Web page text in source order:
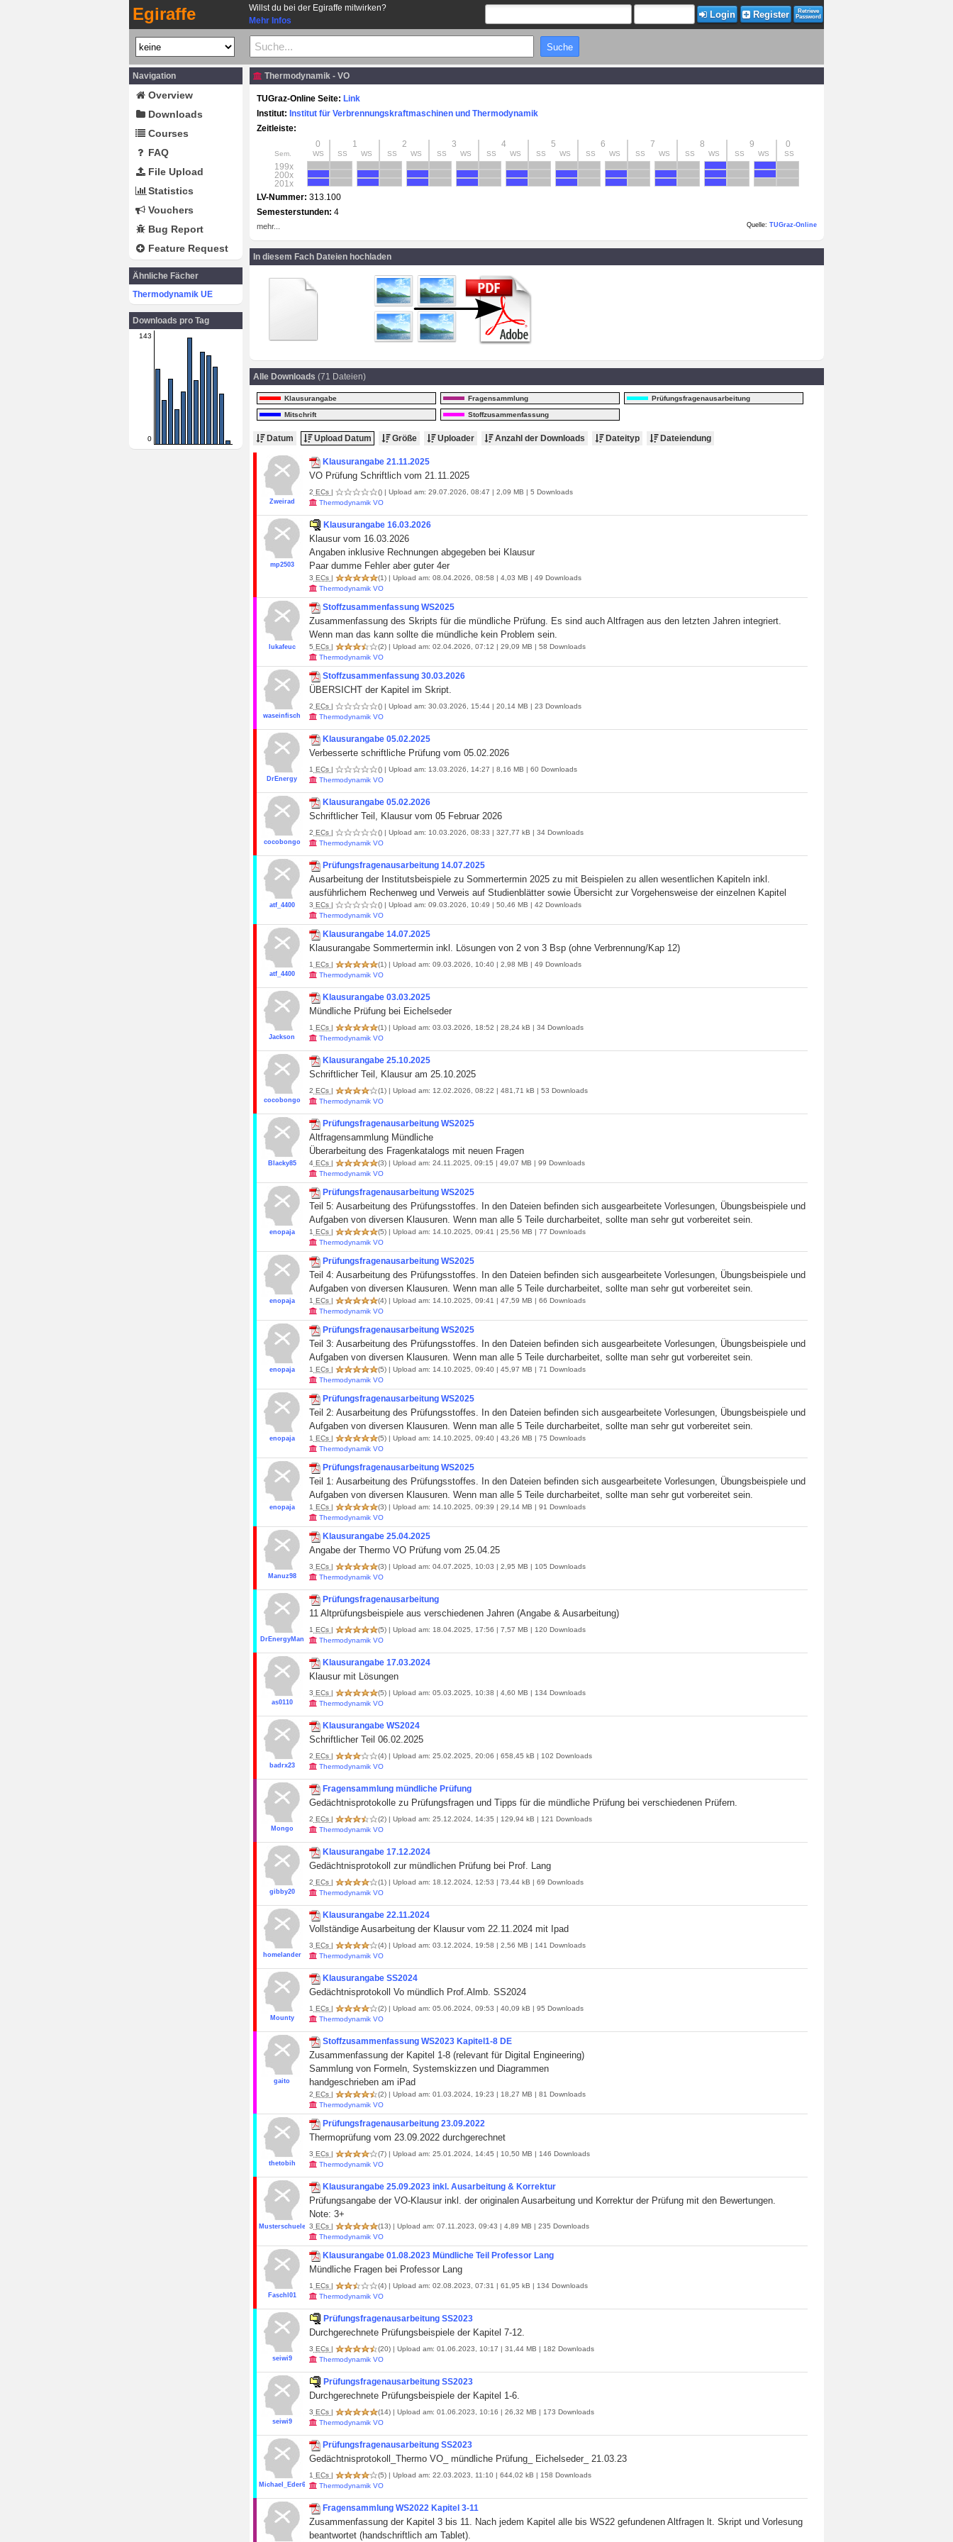
Egiraffe
Willst du bei der Egiraffe mitwirken?
Mehr Infos
Login Register
Retrieve
Password
Navigation
Overview
Downloads
Courses
FAQ
File Upload
Statistics
Vouchers
Bug Report
Feature Request
Ähnliche Fächer
Thermodynamik UE
Downloads pro Tag
143
0
Thermodynamik - VO
TUGraz-Online Seite: Link
Institut: Institut für Verbrennungskraftmaschinen und Thermodynamik
Zeitleiste:
0
1 2 3 4 5 6 7 8 9 0
Sem. WS SS WS SS WS SS WS SS WS SS WS SS WS SS WS SS WS SS WS SS
199x
200x
201x
LV-Nummer: 313.100
Semesterstunden: 4
mehr... Quelle: TUGraz-Online
In diesem Fach Dateien hochladen
Alle Downloads (71 Dateien)
Klausurangabe Fragensammlung Prüfungsfragenausarbeitung
Mitschrift Stoffzusammenfassung
Datum Upload Datum Größe Uploader Anzahl der Downloads Dateityp Dateiendung
Zweirad
Klausurangabe 21.11.2025
VO Prüfung Schriftlich vom 21.11.2025
2 ECs | () | Upload am: 29.07.2026, 08:47 | 2,09 MB | 5 Downloads
Thermodynamik VO
mp2503
Klausurangabe 16.03.2026
Klausur vom 16.03.2026
Angaben inklusive Rechnungen abgegeben bei Klausur
Paar dumme Fehler aber guter 4er
3 ECs | (1) | Upload am: 08.04.2026, 08:58 | 4,03 MB | 49 Downloads
Thermodynamik VO
lukafeuc
Stoffzusammenfassung WS2025
Zusammenfassung des Skripts für die mündliche Prüfung. Es sind auch Altfragen aus den letzten Jahren integriert.
Wenn man das kann sollte die mündliche kein Problem sein.
5 ECs | (2) | Upload am: 02.04.2026, 07:12 | 29,09 MB | 58 Downloads
Thermodynamik VO
waseinfisch
Stoffzusammenfassung 30.03.2026
ÜBERSICHT der Kapitel im Skript.
2 ECs | () | Upload am: 30.03.2026, 15:44 | 20,14 MB | 23 Downloads
Thermodynamik VO
DrEnergy
Klausurangabe 05.02.2025
Verbesserte schriftliche Prüfung vom 05.02.2026
1 ECs | () | Upload am: 13.03.2026, 14:27 | 8,16 MB | 60 Downloads
Thermodynamik VO
cocobongo
Klausurangabe 05.02.2026
Schriftlicher Teil, Klausur vom 05 Februar 2026
2 ECs | () | Upload am: 10.03.2026, 08:33 | 327,77 kB | 34 Downloads
Thermodynamik VO
atf_4400
Prüfungsfragenausarbeitung 14.07.2025
Ausarbeitung der Institutsbeispiele zu Sommertermin 2025 zu mit Beispielen zu allen wesentlichen Kapiteln inkl.
ausführlichem Rechenweg und Verweis auf Studienblätter sowie Übersicht zur Vorgehensweise der einzelnen Kapitel
3 ECs | () | Upload am: 09.03.2026, 10:49 | 50,46 MB | 42 Downloads
Thermodynamik VO
atf_4400
Klausurangabe 14.07.2025
Klausurangabe Sommertermin inkl. Lösungen von 2 von 3 Bsp (ohne Verbrennung/Kap 12)
1 ECs | (1) | Upload am: 09.03.2026, 10:40 | 2,98 MB | 49 Downloads
Thermodynamik VO
Jackson
Klausurangabe 03.03.2025
Mündliche Prüfung bei Eichelseder
1 ECs | (1) | Upload am: 03.03.2026, 18:52 | 28,24 kB | 34 Downloads
Thermodynamik VO
cocobongo
Klausurangabe 25.10.2025
Schriftlicher Teil, Klausur am 25.10.2025
2 ECs | (1) | Upload am: 12.02.2026, 08:22 | 481,71 kB | 53 Downloads
Thermodynamik VO
Blacky85
Prüfungsfragenausarbeitung WS2025
Altfragensammlung Mündliche
Überarbeitung des Fragenkatalogs mit neuen Fragen
4 ECs | (3) | Upload am: 24.11.2025, 09:15 | 49,07 MB | 99 Downloads
Thermodynamik VO
enopaja
Prüfungsfragenausarbeitung WS2025
Teil 5: Ausarbeitung des Prüfungsstoffes. In den Dateien befinden sich ausgearbeitete Vorlesungen, Übungsbeispiele und
Aufgaben von diversen Klausuren. Wenn man alle 5 Teile durcharbeitet, sollte man sehr gut vorbereitet sein.
1 ECs | (5) | Upload am: 14.10.2025, 09:41 | 25,56 MB | 77 Downloads
Thermodynamik VO
enopaja
Prüfungsfragenausarbeitung WS2025
Teil 4: Ausarbeitung des Prüfungsstoffes. In den Dateien befinden sich ausgearbeitete Vorlesungen, Übungsbeispiele und
Aufgaben von diversen Klausuren. Wenn man alle 5 Teile durcharbeitet, sollte man sehr gut vorbereitet sein.
1 ECs | (4) | Upload am: 14.10.2025, 09:41 | 47,59 MB | 66 Downloads
Thermodynamik VO
enopaja
Prüfungsfragenausarbeitung WS2025
Teil 3: Ausarbeitung des Prüfungsstoffes. In den Dateien befinden sich ausgearbeitete Vorlesungen, Übungsbeispiele und
Aufgaben von diversen Klausuren. Wenn man alle 5 Teile durcharbeitet, sollte man sehr gut vorbereitet sein.
1 ECs | (5) | Upload am: 14.10.2025, 09:40 | 45,97 MB | 71 Downloads
Thermodynamik VO
enopaja
Prüfungsfragenausarbeitung WS2025
Teil 2: Ausarbeitung des Prüfungsstoffes. In den Dateien befinden sich ausgearbeitete Vorlesungen, Übungsbeispiele und
Aufgaben von diversen Klausuren. Wenn man alle 5 Teile durcharbeitet, sollte man sehr gut vorbereitet sein.
1 ECs | (5) | Upload am: 14.10.2025, 09:40 | 43,26 MB | 75 Downloads
Thermodynamik VO
enopaja
Prüfungsfragenausarbeitung WS2025
Teil 1: Ausarbeitung des Prüfungsstoffes. In den Dateien befinden sich ausgearbeitete Vorlesungen, Übungsbeispiele und
Aufgaben von diversen Klausuren. Wenn man alle 5 Teile durcharbeitet, sollte man sehr gut vorbereitet sein.
1 ECs | (3) | Upload am: 14.10.2025, 09:39 | 29,14 MB | 91 Downloads
Thermodynamik VO
Manuz98
Klausurangabe 25.04.2025
Angabe der Thermo VO Prüfung vom 25.04.25
3 ECs | (3) | Upload am: 04.07.2025, 10:03 | 2,95 MB | 105 Downloads
Thermodynamik VO
DrEnergyMan
Prüfungsfragenausarbeitung
11 Altprüfungsbeispiele aus verschiedenen Jahren (Angabe & Ausarbeitung)
1 ECs | (5) | Upload am: 18.04.2025, 17:56 | 7,57 MB | 120 Downloads
Thermodynamik VO
as0110
Klausurangabe 17.03.2024
Klausur mit Lösungen
3 ECs | (5) | Upload am: 05.03.2025, 10:38 | 4,60 MB | 134 Downloads
Thermodynamik VO
badrx23
Klausurangabe WS2024
Schriftlicher Teil 06.02.2025
2 ECs | (4) | Upload am: 25.02.2025, 20:06 | 658,45 kB | 102 Downloads
Thermodynamik VO
Mongo
Fragensammlung mündliche Prüfung
Gedächtnisprotokolle zu Prüfungsfragen und Tipps für die mündliche Prüfung bei verschiedenen Prüfern.
2 ECs | (2) | Upload am: 25.12.2024, 14:35 | 129,94 kB | 121 Downloads
Thermodynamik VO
gibby20
Klausurangabe 17.12.2024
Gedächtnisprotokoll zur mündlichen Prüfung bei Prof. Lang
2 ECs | (1) | Upload am: 18.12.2024, 12:53 | 73,44 kB | 69 Downloads
Thermodynamik VO
homelander
Klausurangabe 22.11.2024
Vollständige Ausarbeitung der Klausur vom 22.11.2024 mit Ipad
3 ECs | (4) | Upload am: 03.12.2024, 19:58 | 2,56 MB | 141 Downloads
Thermodynamik VO
Mounty
Klausurangabe SS2024
Gedächtnisprotokoll Vo mündlich Prof.Almb. SS2024
1 ECs | (2) | Upload am: 05.06.2024, 09:53 | 40,09 kB | 95 Downloads
Thermodynamik VO
gaito
Stoffzusammenfassung WS2023 Kapitel1-8 DE
Zusammenfassung der Kapitel 1-8 (relevant für Digital Engineering)
Sammlung von Formeln, Systemskizzen und Diagrammen
handgeschrieben am iPad
2 ECs | (2) | Upload am: 01.03.2024, 19:23 | 18,27 MB | 81 Downloads
Thermodynamik VO
thetobih
Prüfungsfragenausarbeitung 23.09.2022
Thermoprüfung vom 23.09.2022 durchgerechnet
3 ECs | (7) | Upload am: 25.01.2024, 14:45 | 10,50 MB | 146 Downloads
Thermodynamik VO
Musterschueler19
Klausurangabe 25.09.2023 inkl. Ausarbeitung & Korrektur
Prüfungsangabe der VO-Klausur inkl. der originalen Ausarbeitung und Korrektur der Prüfung mit den Bewertungen.
Note: 3+
3 ECs | (13) | Upload am: 07.11.2023, 09:43 | 4,89 MB | 235 Downloads
Thermodynamik VO
Faschl01
Klausurangabe 01.08.2023 Mündliche Teil Professor Lang
Mündliche Fragen bei Professor Lang
1 ECs | (4) | Upload am: 02.08.2023, 07:31 | 61,95 kB | 134 Downloads
Thermodynamik VO
seiwi9
Prüfungsfragenausarbeitung SS2023
Durchgerechnete Prüfungsbeispiele der Kapitel 7-12.
3 ECs | (20) | Upload am: 01.06.2023, 10:17 | 31,44 MB | 182 Downloads
Thermodynamik VO
seiwi9
Prüfungsfragenausarbeitung SS2023
Durchgerechnete Prüfungsbeispiele der Kapitel 1-6.
3 ECs | (14) | Upload am: 01.06.2023, 10:16 | 26,32 MB | 173 Downloads
Thermodynamik VO
Michael_Eder6
Prüfungsfragenausarbeitung SS2023
Gedächtnisprotokoll_Thermo VO_ mündliche Prüfung_ Eichelseder_ 21.03.23
1 ECs | (5) | Upload am: 22.03.2023, 11:10 | 644,02 kB | 158 Downloads
Thermodynamik VO
Fragensammlung WS2022 Kapitel 3-11
Zusammenfassung der Kapitel 3 bis 11. Nach jedem Kapitel alle bis WS22 gefundenen Altfragen lt. Skript und Vorlesung
beantwortet (handschriftlich am Tablet).